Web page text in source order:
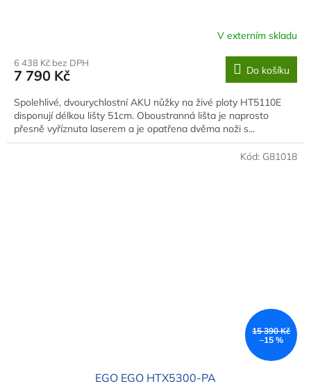
V externím skladu
6 438 Kč bez DPH
7 790 Kč Do košíku
Spolehlivé, dvourychlostní AKU nůžky na živé ploty HT5110E
disponují délkou lišty 51cm. Oboustranná lišta je naprosto
přesně vyříznuta laserem a je opatřena dvěma noži s...
15 390 Kč
–15 %
EGO EGO HTX5300-PA
Kód: G81018